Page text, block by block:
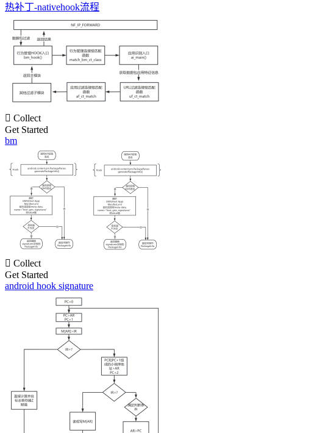
热补丁-nativehook流程
 Collect
Get Started
bm
 Collect
Get Started
android hook signature